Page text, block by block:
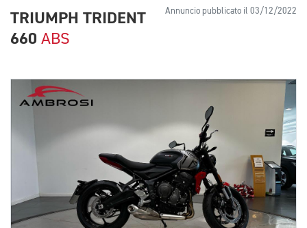
Annuncio pubblicato il 03/12/2022
TRIUMPH TRIDENT
660 ABS